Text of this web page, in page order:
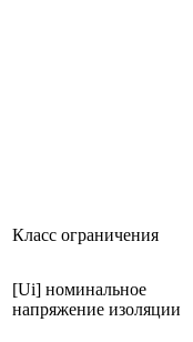
Класс ограничения
[Ui] номинальное
напряжение изоляции